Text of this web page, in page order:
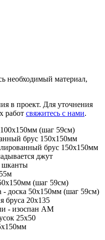
необходимый материал,
в проект. Для уточнения
работ свяжитесь с нами.
(шаг 59см)
брус 150х150мм
брус 150х150мм
джут
шканты
(шаг 59см)
- доска 50х150мм (шаг 59см)
бруса 20х135
- изоспан АМ
25х50